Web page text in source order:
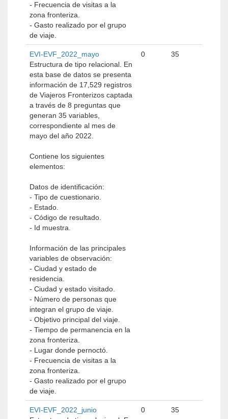
- Frecuencia de visitas a la
zona fronteriza.
- Gasto realizado por el grupo
de viaje.
EVI-EVF_2022_mayo
Estructura de tipo relacional. En
esta base de datos se presenta
información de 17,529 registros
de Viajeros Fronterizos captada
a través de 8 preguntas que
generan 35 variables,
correspondiente al mes de
mayo del año 2022.
Contiene los siguientes
elementos:
Datos de identificación:
- Tipo de cuestionario.
- Estado.
- Código de resultado.
- Id muestra.
Información de las principales
variables de observación:
- Ciudad y estado de
residencia.
- Ciudad y estado visitado.
- Número de personas que
integran el grupo de viaje.
- Objetivo principal del viaje.
- Tiempo de permanencia en la
zona fronteriza.
- Lugar donde pernoctó.
- Frecuencia de visitas a la
zona fronteriza.
- Gasto realizado por el grupo
de viaje.
0 35
EVI-EVF_2022_junio
0 35